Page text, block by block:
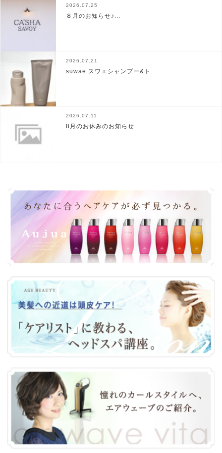
2026.07.25
８月のお知らせ♪...
2026.07.21
suwae スワエシャンプー&ト...
2026.07.11
8月のお休みのお知らせ...